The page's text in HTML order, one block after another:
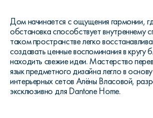
Дом начинается с ощущения гармонии,
обстановка способствует внутреннему
таком пространстве легко
создавать ценные воспоминания в кругу
находить свежие идеи. Мастерство
язык предметного дизайна легло в
интерьерных сетов Алёны Власовой,
эксклюзивно для Dantone Home.